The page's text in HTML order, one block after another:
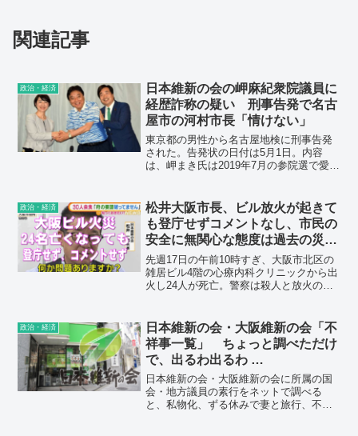
関連記事
政治・経済
日本維新の会の岬麻紀衆院議員に
経歴詐称の疑い 刑事告発で名古
屋市の河村市長「情けない」
東京都の男性から名古屋地検に刑事告発
された。告発状の日付は5月1日。内容
は、岬まき氏は2019年7月の参院選で愛知
ロフィール」として「亜細亜大学非常勤
講師」との経歴を掲載させたが、同大学
で非常勤講師を務めたことはなく、当選
を得ようと虚偽の経歴を掲載した、とい
うもの。
政治・経済
松井大阪市長、ビル放火が起きて
も登庁せずコメントなし、市民の
安全に無関心な態度は過去の災害
でも
先週17日の午前10時すぎ、大阪市北区の
雑居ビル4階の心療内科クリニックから出
火し24人が死亡。警察は殺人と放火の疑
詳しい動機などについては今後の捜査の
進展が待たれるが、今回の事件は2019年
に京都アニメーションで起こった放火殺
人事件を彷彿とさせる無差別の放火テ
ロ。ところが、これほどの事件が発生し
たというのに、スルーしつづけていた男
がいる。大阪市の首長である松井一郎市
長だ。
政治・経済
日本維新の会・大阪維新の会「不
祥事一覧」 ちょっと調べただけ
で、出るわ出るわ …
日本維新の会・大阪維新の会に所属の国
会・地方議員の素行をネットで調べる
と、私物化、ずる休みで妻と旅行、不正